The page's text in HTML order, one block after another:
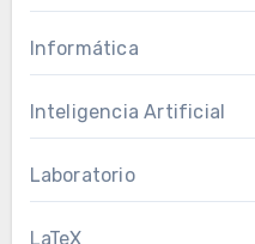
Informática
Inteligencia Artificial
Laboratorio
LaTeX